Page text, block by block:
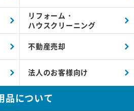
リフォーム・
ハウスクリーニング
不動産売却
法人のお客様向け
品について